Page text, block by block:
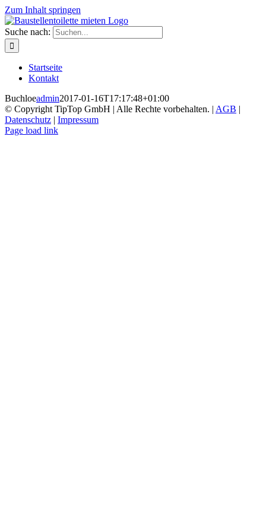
Zum Inhalt springen
Suche nach:
Startseite
Kontakt
Buchloeadmin2017-01-16T17:17:48+01:00
© Copyright TipTop GmbH | Alle Rechte vorbehalten. | AGB |
Datenschutz | Impressum
Page load link